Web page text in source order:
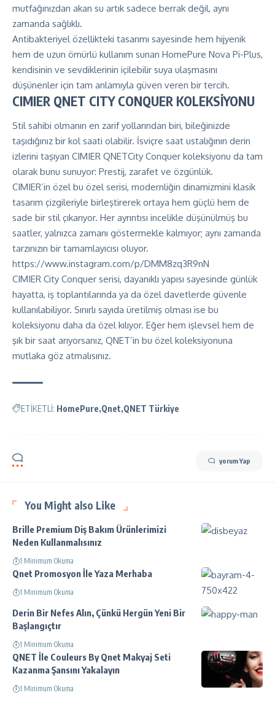
mutfağınızdan akan su artık sadece berrak değil, aynı
zamanda sağlıklı.
Antibakteriyel özellikteki tasarımı sayesinde hem hijyenik
hem de uzun ömürlü kullanım sunan HomePure Nova Pi-Plus,
kendisinin ve sevdiklerinin içilebilir suya ulaşmasını
düşünenler için tam anlamıyla güven veren bir tercih.
CIMIER QNET CITY CONQUER KOLEKSİYONU
Stil sahibi olmanın en zarif yollarından biri, bileğinizde
taşıdığınız bir kol saati olabilir. İsviçre saat ustalığının derin
izlerini taşıyan CIMIER QNETCity Conquer koleksiyonu da tam
olarak bunu sunuyor: Prestij, zarafet ve özgünlük.
CIMIER’in özel bu özel serisi, modernliğin dinamizmini klasik
tasarım çizgileriyle birleştirerek ortaya hem güçlü hem de
sade bir stil çıkarıyor. Her ayrıntısı incelikle düşünülmüş bu
saatler, yalnızca zamanı göstermekle kalmıyor; aynı zamanda
tarzınızın bir tamamlayıcısı oluyor.
https://www.instagram.com/p/DMM8zq3R9nN
CIMIER City Conquer serisi, dayanıklı yapısı sayesinde günlük
hayatta, iş toplantılarında ya da özel davetlerde güvenle
kullanılabiliyor. Sınırlı sayıda üretilmiş olması ise bu
koleksiyonu daha da özel kılıyor. Eğer hem işlevsel hem de
şık bir saat arıyorsanız, QNET’in bu özel koleksiyonuna
mutlaka göz atmalısınız.
ETİKETLİ: HomePure Qnet QNET Türkiye
yorum Yap
You Might also Like
Brille Premium Diş Bakım Ürünlerimizi
Neden Kullanmalısınız
1 Minimum Okuma
Qnet Promosyon İle Yaza Merhaba
1 Minimum Okuma
Derin Bir Nefes Alın, Çünkü Hergün Yeni Bir
Başlangıçtır
1 Minimum Okuma
QNET İle Couleurs By Qnet Makyaj Seti
Kazanma Şansını Yakalayın
1 Minimum Okuma